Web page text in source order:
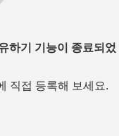
하기 기능이 종료되었
직접 등록해 보세요.